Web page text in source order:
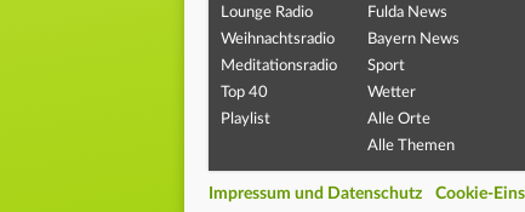
Lounge Radio
Weihnachtsradio
Meditationsradio
Top 40
Playlist
Fulda News
Bayern News
Sport
Wetter
Alle Orte
Alle Themen
Impressum und Datenschutz Cookie-